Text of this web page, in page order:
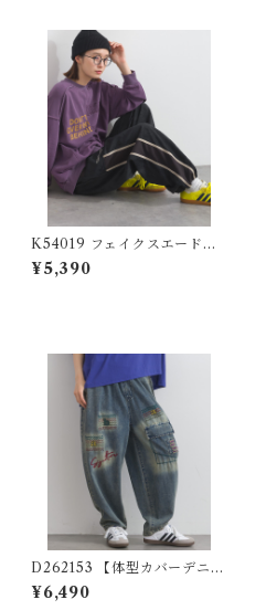
K54019 フェイクスエード配
色ラインパンツ / Faux Suede
Contrast Line Pants
¥5,390
D262153 【体型カバーデニム
シリーズ】 刺繍デザインデニ
ムパンツ / Embroidered De
¥6,490